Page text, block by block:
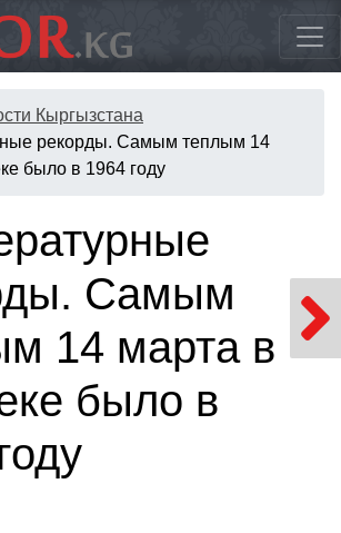
Кыргызстана
рекорды. Самым теплым 14
было в 1964 году
Самым
14 марта в
было в